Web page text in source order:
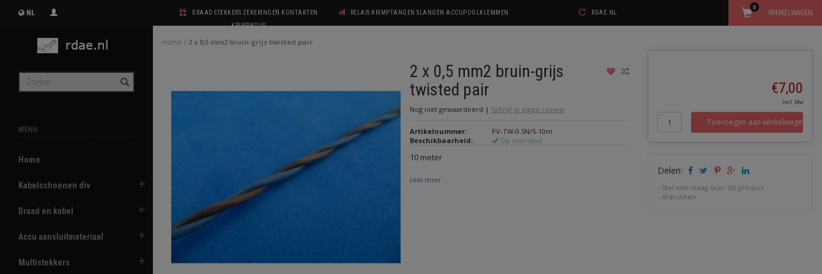
NL
DRAAD STEKKERS ZEKERINGEN KONTAKTEN
KRIMPKOUS
RELAIS KRIMPTANGEN SLANGEN ACCUPOOLKLEMMEN RDAE.NL WINKELWAGEN
0
MENU
Home
Kabelschoenen div
Draad en kabel
Accu aansluitmateriaal
Multistekkers
Home / 2 x 0,5 mm2 bruin-grijs twisted pair
2 x 0,5 mm2 bruin-grijs
twisted pair
Nog niet gewaardeerd | Schrijf je eigen review
Artikelnummer:
PV-TW-0.5N/S-10m
Beschikbaarheid:
Op voorraad
10 meter
Lees meer
€7,00
Incl. btw
Toevoegen aan winkelwagen
Delen:
- Stel een vraag over dit product
-Afdrukken